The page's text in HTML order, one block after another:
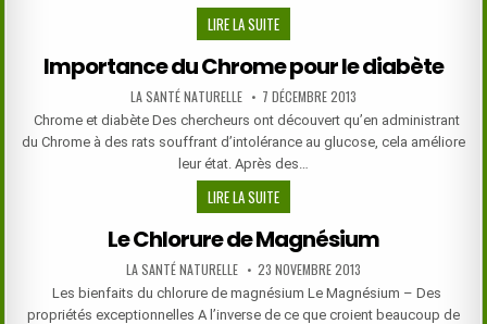
LIRE LA SUITEDE
L’UTILITÉ
DES
MULTIVITAMINES
Importance du Chrome pour le diabète
AUTHOR:
LA SANTÉ NATURELLE PUBLISHED
DATE:
7 DÉCEMBRE 2013
Chrome et diabète Des chercheurs ont découvert qu’en administrant
du Chrome à des rats souffrant d’intolérance au glucose, cela améliore
leur état. Après des…
LIRE LA SUITEIMPORTANCE
DU
CHROME
POUR
LE
DIABÈTE
Le Chlorure de Magnésium
AUTHOR:
LA SANTÉ NATURELLE PUBLISHED
DATE:
23 NOVEMBRE 2013
Les bienfaits du chlorure de magnésium Le Magnésium – Des
propriétés exceptionnelles A l’inverse de ce que croient beaucoup de